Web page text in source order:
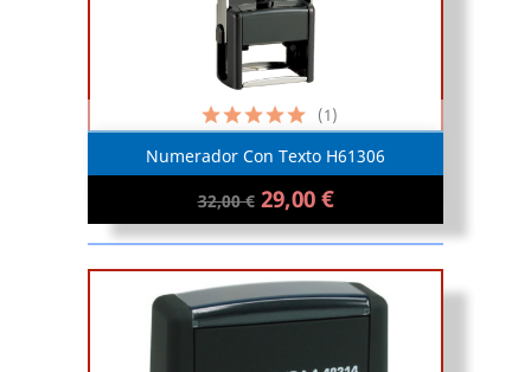
Numerador Con Texto H61306
32,00 € 29,00 €
(1)